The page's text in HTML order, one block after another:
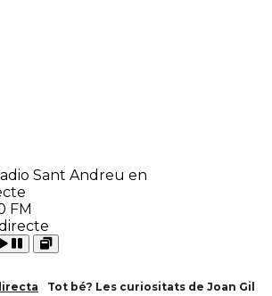
FM
Carregant
Reproduir
Pausar
Open
Tot bé? Les curiositats de Joan Gil